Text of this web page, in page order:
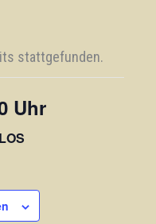
stattgefunden.
Uhr